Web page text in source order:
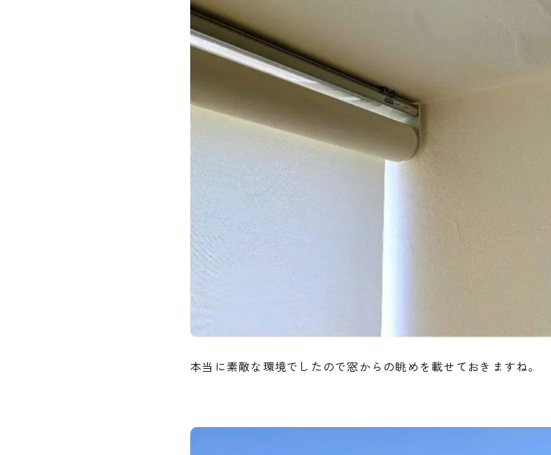
本当に素敵な環境でしたので窓からの眺めを載せておきますね。